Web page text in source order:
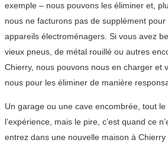
exemple – nous pouvons les éliminer et,
nous ne facturons pas de supplément pour
appareils électroménagers. Si vous avez
vieux pneus, de métal rouillé ou autres
Chierry, nous pouvons nous en charger et
nous pour les éliminer de manière
Un garage ou une cave encombrée, tout
l’expérience, mais le pire, c’est quand ce
entrez dans une nouvelle maison à